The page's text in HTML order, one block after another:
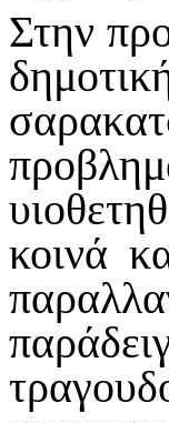
Στην
κοινά